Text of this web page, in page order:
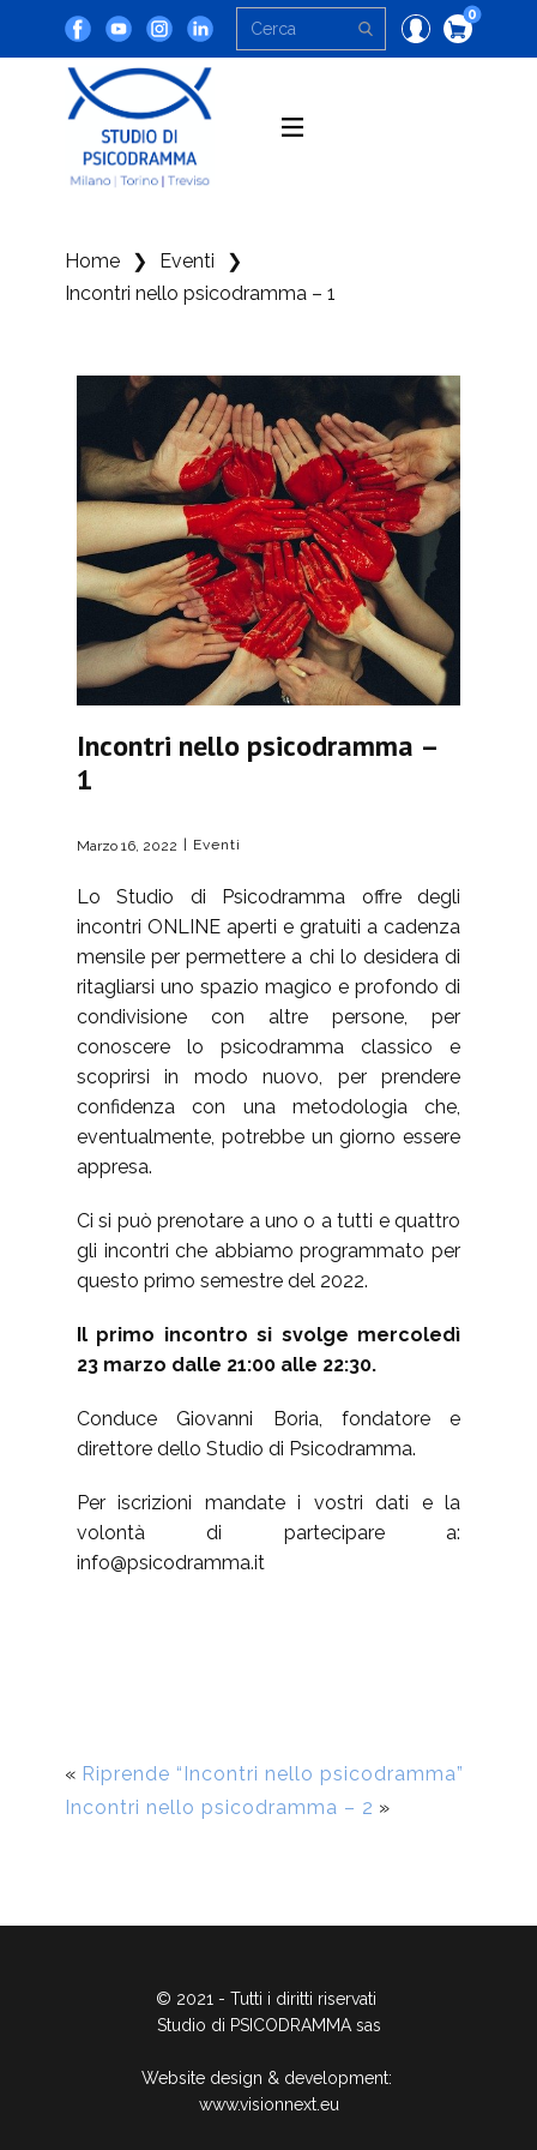
0
Home ❯ Eventi
❯
Incontri nello psicodramma – 1
Incontri nello psicodramma –
1
Marzo 16, 2022 Eventi
Lo Studio di Psicodramma offre degli
incontri ONLINE aperti e gratuiti a cadenza
mensile per permettere a chi lo desidera di
ritagliarsi uno spazio magico e profondo di
condivisione con altre persone, per
conoscere lo psicodramma classico e
scoprirsi in modo nuovo, per prendere
confidenza con una metodologia che,
eventualmente, potrebbe un giorno essere
appresa.
Ci si può prenotare a uno o a tutti e quattro
gli incontri che abbiamo programmato per
questo primo semestre del 2022.
Il primo incontro si svolge mercoledì
23 marzo dalle 21:00 alle 22:30.
Conduce Giovanni Boria, fondatore e
direttore dello Studio di Psicodramma.
Per iscrizioni mandate i vostri dati e la
volontà di partecipare a:
info@psicodramma.it
« Riprende “Incontri nello psicodramma”
Incontri nello psicodramma – 2 »
© 2021 - Tutti i diritti riservati
Studio di PSICODRAMMA sas
Website design & development:
www.visionnext.eu